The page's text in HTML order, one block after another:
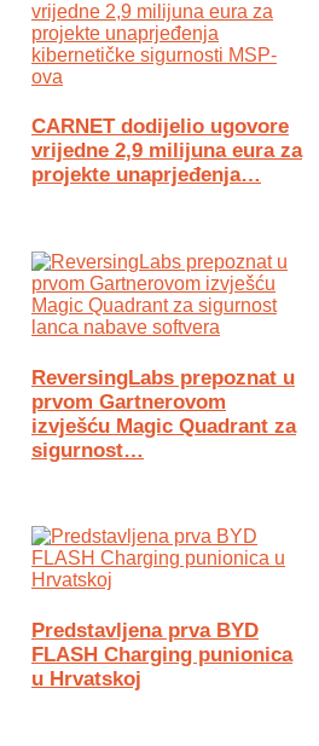
CARNET dodijelio ugovore
vrijedne 2,9 milijuna eura za
projekte unaprjeđenja…
ReversingLabs prepoznat u
prvom Gartnerovom
izvješću Magic Quadrant za
sigurnost…
Predstavljena prva BYD
FLASH Charging punionica
u Hrvatskoj